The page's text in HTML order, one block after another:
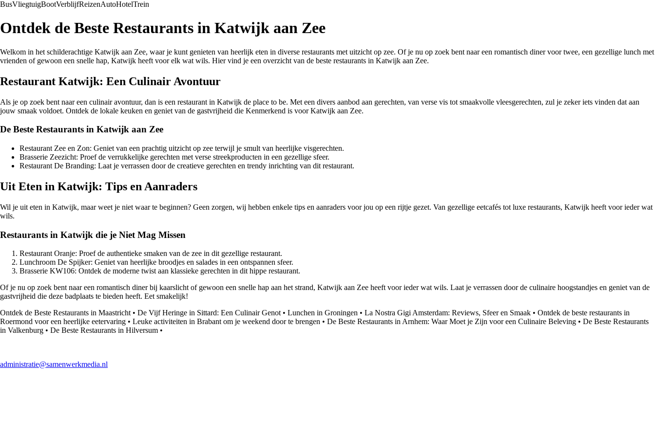
BusVliegtuigBootVerblijfReizenAutoHotelTrein
Ontdek de Beste Restaurants in Katwijk aan Zee
Welkom in het schilderachtige Katwijk aan Zee, waar je kunt genieten van heerlijk eten in diverse restaurants met uitzicht op zee. Of je nu op zoek bent naar een romantisch diner voor twee, een gezellige lunch met
vrienden of gewoon een snelle hap, Katwijk heeft voor elk wat wils. Hier vind je een overzicht van de beste restaurants in Katwijk aan Zee.
Restaurant Katwijk: Een Culinair Avontuur
Als je op zoek bent naar een culinair avontuur, dan is een restaurant in Katwijk de place to be. Met een divers aanbod aan gerechten, van verse vis tot smaakvolle vleesgerechten, zul je zeker iets vinden dat aan
jouw smaak voldoet. Ontdek de lokale keuken en geniet van de gastvrijheid die Kenmerkend is voor Katwijk aan Zee.
De Beste Restaurants in Katwijk aan Zee
Restaurant Zee en Zon: Geniet van een prachtig uitzicht op zee terwijl je smult van heerlijke visgerechten.
Brasserie Zeezicht: Proef de verrukkelijke gerechten met verse streekproducten in een gezellige sfeer.
Restaurant De Branding: Laat je verrassen door de creatieve gerechten en trendy inrichting van dit restaurant.
Uit Eten in Katwijk: Tips en Aanraders
Wil je uit eten in Katwijk, maar weet je niet waar te beginnen? Geen zorgen, wij hebben enkele tips en aanraders voor jou op een rijtje gezet. Van gezellige eetcafés tot luxe restaurants, Katwijk heeft voor ieder wat
wils.
Restaurants in Katwijk die je Niet Mag Missen
Restaurant Oranje: Proef de authentieke smaken van de zee in dit gezellige restaurant.
Lunchroom De Spijker: Geniet van heerlijke broodjes en salades in een ontspannen sfeer.
Brasserie KW106: Ontdek de moderne twist aan klassieke gerechten in dit hippe restaurant.
Of je nu op zoek bent naar een romantisch diner bij kaarslicht of gewoon een snelle hap aan het strand, Katwijk aan Zee heeft voor ieder wat wils. Laat je verrassen door de culinaire hoogstandjes en geniet van de
gastvrijheid die deze badplaats te bieden heeft. Eet smakelijk!
Ontdek de Beste Restaurants in Maastricht • De Vijf Heringe in Sittard: Een Culinair Genot • Lunchen in Groningen • La Nostra Gigi Amsterdam: Reviews, Sfeer en Smaak • Ontdek de beste restaurants in
Roermond voor een heerlijke eetervaring • Leuke activiteiten in Brabant om je weekend door te brengen • De Beste Restaurants in Arnhem: Waar Moet je Zijn voor een Culinaire Beleving • De Beste Restaurants
in Valkenburg • De Beste Restaurants in Hilversum •
administratie@samenwerkmedia.nl